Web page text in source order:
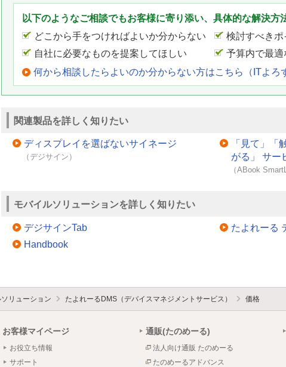
以下のようなご相談でもお客様に寄り添い、具体的な解決方
どこから手をつければよいか分からない
検討すべき
自社に必要なものを提案してほしい
予算内で最
何から相談したらよいのか分からない方はこちら（ITよろ
関連製品を詳しく知りたい
ディスプレイを選ばないサイネージ
（デジサイン）
「見て」「
がる」 サー
（ABook
モバイルソリューションを詳しく知りたい
デジサインTab
Handbook
たよれーる
リューション たよれーるDMS（デバイスマネジメントサービス） 価格
お客様マイページ
お役立ち情報
サポート
通販(たのめーる)
法人向け通販 たのめーる
たのめーるアドバンス